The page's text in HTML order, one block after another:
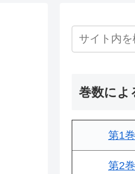
巻数によ
第1巻
第2巻